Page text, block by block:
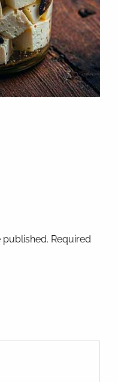
Required